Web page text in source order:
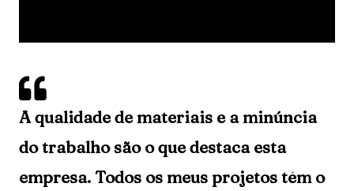
A qualidade de materiais e a minúncia
do trabalho são o que destaca esta
empresa. Todos os meus projetos têm o